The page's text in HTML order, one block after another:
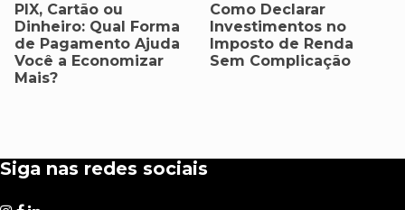
PIX, Cartão ou
Dinheiro: Qual Forma
de Pagamento Ajuda
Você a Economizar
Mais?
Como Declarar
Investimentos no
Imposto de Renda
Sem Complicação
Siga nas redes sociais